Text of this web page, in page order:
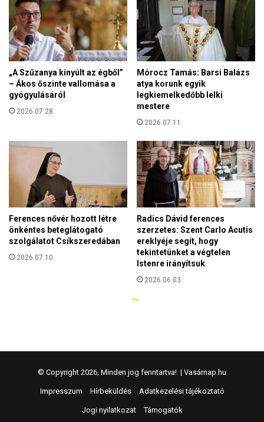
© Copyright 2026, Minden jog fenntartva! | Vasárnap.hu
Impresszum Hírbeküldés Adatkezelési tájékoztató
Jogi nyilatkozat Támogatók